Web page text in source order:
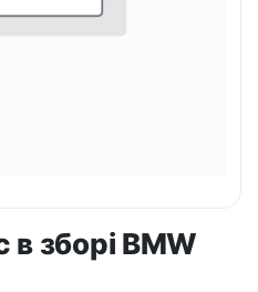
зборі BMW